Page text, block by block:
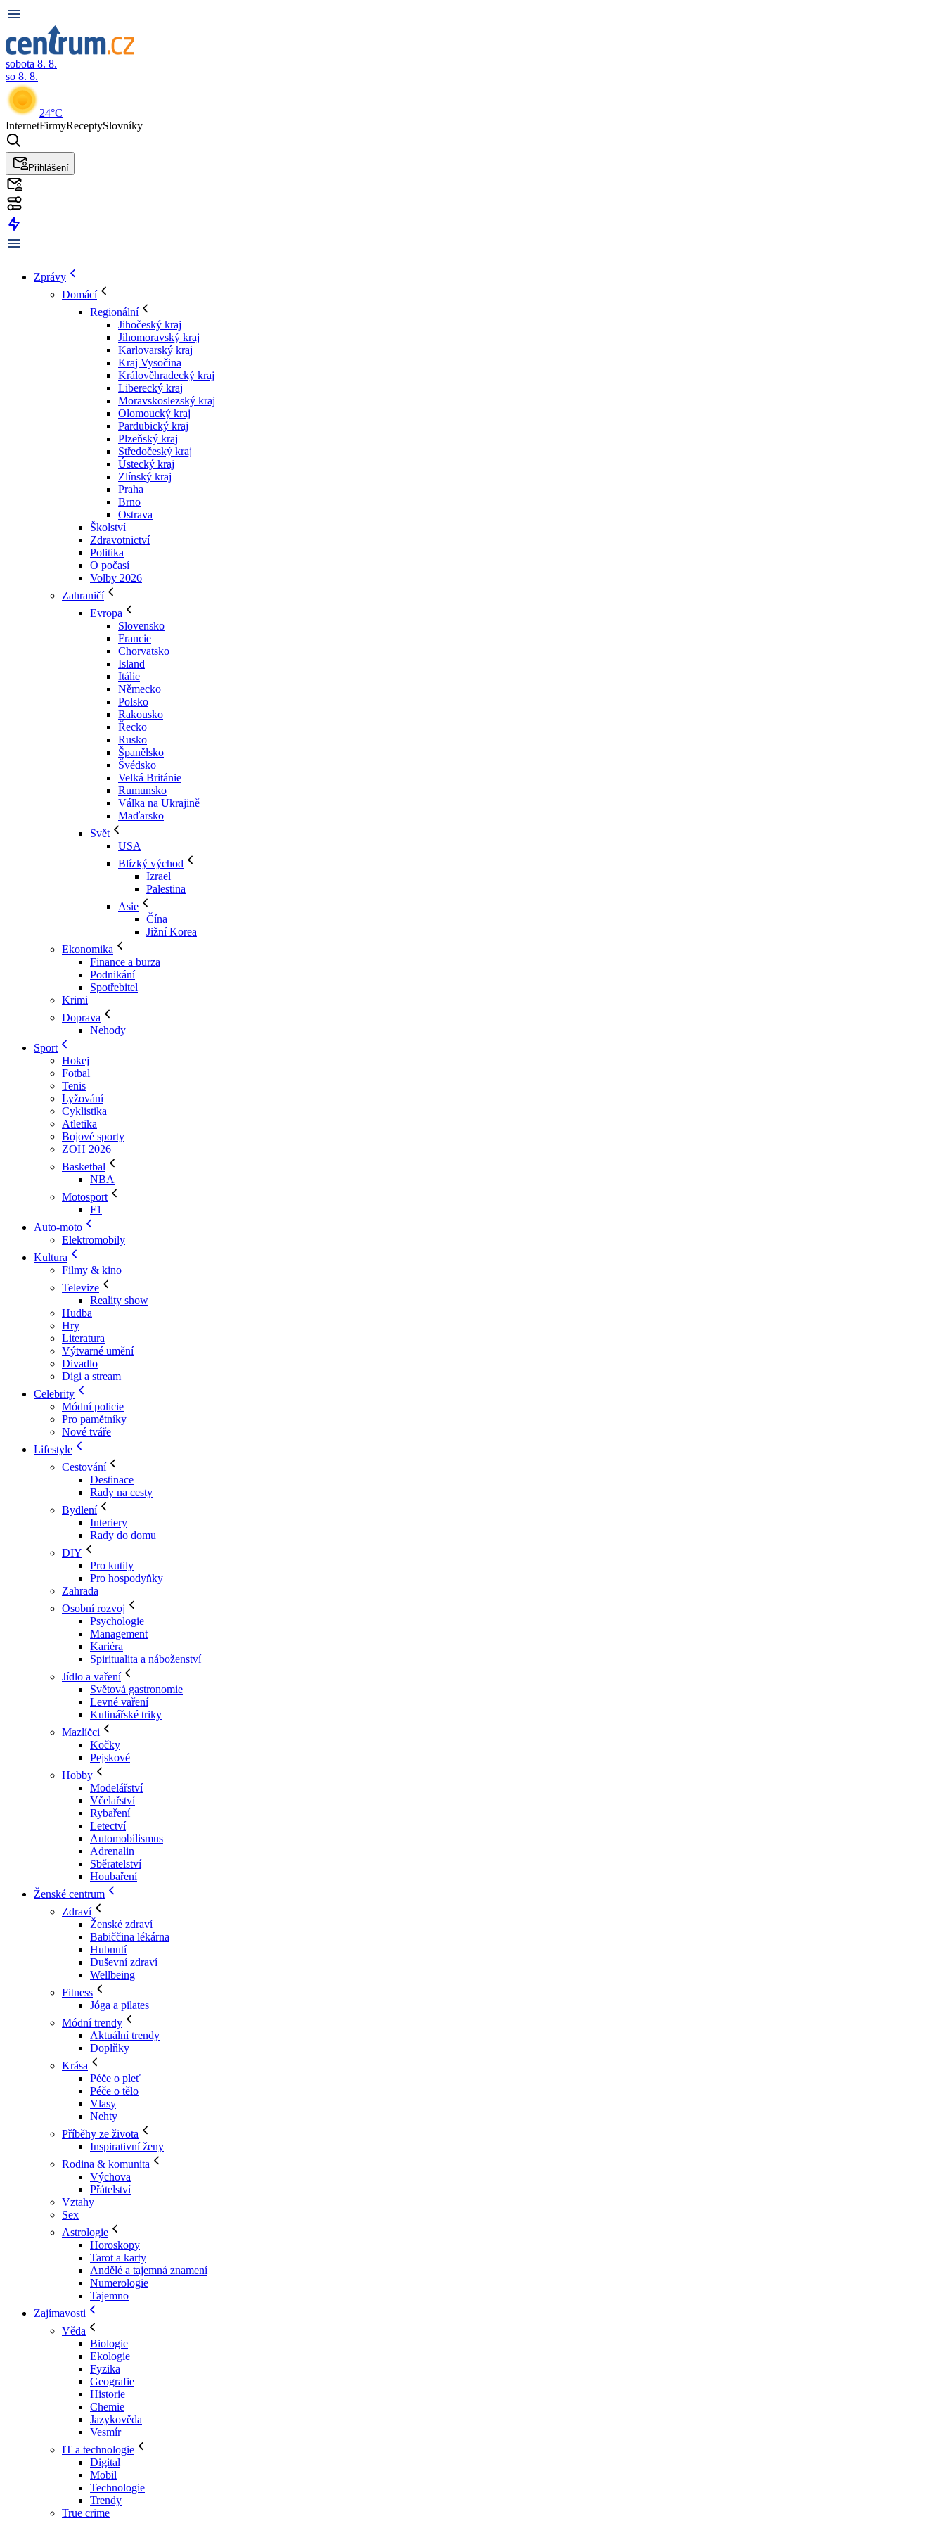
sobota 8. 8.
so 8. 8.
24°C
InternetFirmyReceptySlovníky
Přihlášení
Zprávy
Domácí
Regionální
Jihočeský kraj
Jihomoravský kraj
Karlovarský kraj
Kraj Vysočina
Králověhradecký kraj
Liberecký kraj
Moravskoslezský kraj
Olomoucký kraj
Pardubický kraj
Plzeňský kraj
Středočeský kraj
Ústecký kraj
Zlínský kraj
Praha
Brno
Ostrava
Školství
Zdravotnictví
Politika
O počasí
Volby 2026
Zahraničí
Evropa
Slovensko
Francie
Chorvatsko
Island
Itálie
Německo
Polsko
Rakousko
Řecko
Rusko
Španělsko
Švédsko
Velká Británie
Rumunsko
Válka na Ukrajině
Maďarsko
Svět
USA
Blízký východ
Izrael
Palestina
Asie
Čína
Jižní Korea
Ekonomika
Finance a burza
Podnikání
Spotřebitel
Krimi
Doprava
Nehody
Sport
Hokej
Fotbal
Tenis
Lyžování
Cyklistika
Atletika
Bojové sporty
ZOH 2026
Basketbal
NBA
Motosport
F1
Auto-moto
Elektromobily
Kultura
Filmy & kino
Televize
Reality show
Hudba
Hry
Literatura
Výtvarné umění
Divadlo
Digi a stream
Celebrity
Módní policie
Pro pamětníky
Nové tváře
Lifestyle
Cestování
Destinace
Rady na cesty
Bydlení
Interiery
Rady do domu
DIY
Pro kutily
Pro hospodyňky
Zahrada
Osobní rozvoj
Psychologie
Management
Kariéra
Spiritualita a náboženství
Jídlo a vaření
Světová gastronomie
Levné vaření
Kulinářské triky
Mazlíčci
Kočky
Pejskové
Hobby
Modelářství
Včelařství
Rybaření
Letectví
Automobilismus
Adrenalin
Sběratelství
Houbaření
Ženské centrum
Zdraví
Ženské zdraví
Babiččina lékárna
Hubnutí
Duševní zdraví
Wellbeing
Fitness
Jóga a pilates
Módní trendy
Aktuální trendy
Doplňky
Krása
Péče o pleť
Péče o tělo
Vlasy
Nehty
Příběhy ze života
Inspirativní ženy
Rodina & komunita
Výchova
Přátelství
Vztahy
Sex
Astrologie
Horoskopy
Tarot a karty
Andělé a tajemná znamení
Numerologie
Tajemno
Zajímavosti
Věda
Biologie
Ekologie
Fyzika
Geografie
Historie
Chemie
Jazykověda
Vesmír
IT a technologie
Digital
Mobil
Technologie
Trendy
True crime